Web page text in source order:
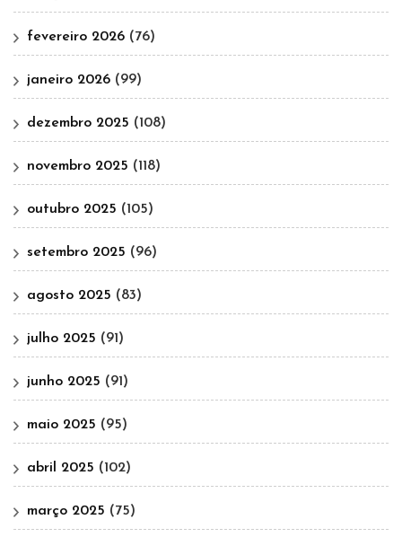
fevereiro 2026 (76)
janeiro 2026 (99)
dezembro 2025 (108)
novembro 2025 (118)
outubro 2025 (105)
setembro 2025 (96)
agosto 2025 (83)
julho 2025 (91)
junho 2025 (91)
maio 2025 (95)
abril 2025 (102)
março 2025 (75)